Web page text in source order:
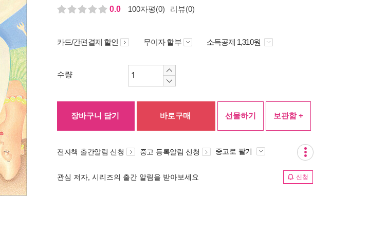
0.0
100자평(0) 리뷰(0)
카드/간편결제 할인 무이자 할부 소득공제 1,310원
수량
장바구니 담기 바로구매 선물하기 보관함 +
전자책 출간알림 신청 중고 등록알림 신청 중고로 팔기
관심 저자, 시리즈의 출간 알림을 받아보세요 신청